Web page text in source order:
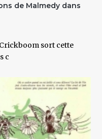
de Malmedy dans
sort cette
c